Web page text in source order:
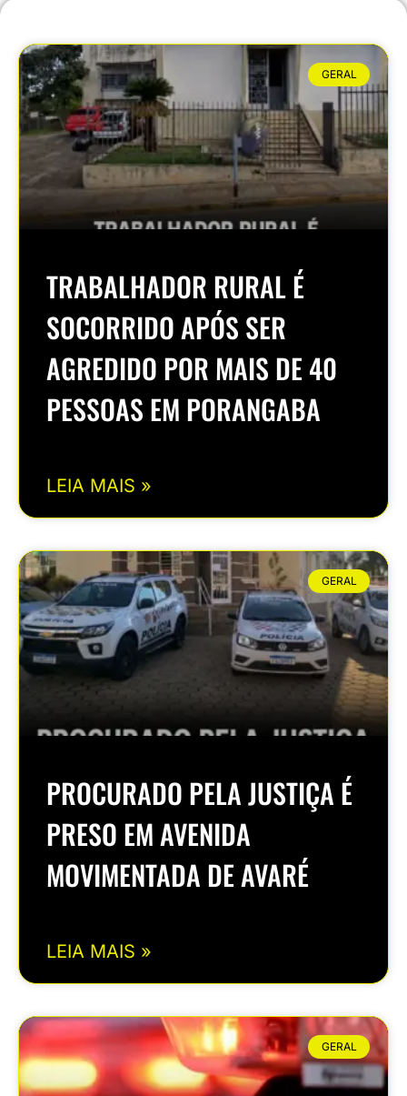
GERAL
TRABALHADOR RURAL É
SOCORRIDO APÓS SER
AGREDIDO POR MAIS DE 40
PESSOAS EM PORANGABA
LEIA MAIS »
GERAL
PROCURADO PELA JUSTIÇA É
PRESO EM AVENIDA
MOVIMENTADA DE AVARÉ
LEIA MAIS »
GERAL